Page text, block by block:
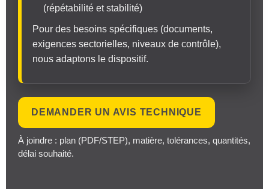
(répétabilité et stabilité)
Pour des besoins spécifiques (documents,
exigences sectorielles, niveaux de contrôle),
nous adaptons le dispositif.
DEMANDER UN AVIS TECHNIQUE
À joindre : plan (PDF/STEP), matière, tolérances, quantités,
délai souhaité.